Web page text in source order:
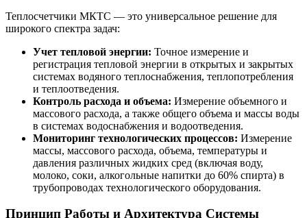
Теплосчетчики МКТС — это универсальное решение для
широкого спектра задач:
Учет тепловой энергии: Точное измерение и
регистрация тепловой энергии в открытых и закрытых
системах водяного теплоснабжения, теплопотребления
и теплоотведения.
Контроль расхода и объема: Измерение объемного и
массового расхода, а также общего объема и массы воды
в системах водоснабжения и водоотведения.
Мониторинг технологических процессов: Измерение
массы, массового расхода, объема, температуры и
давления различных жидких сред (включая воду,
молоко, соки, алкогольные напитки до 60% спирта) в
трубопроводах технологического оборудования.
Принцип Работы и Архитектура Системы